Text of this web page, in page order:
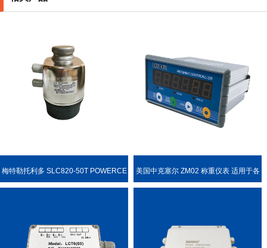
梅特勒托利多 SLC820-50T POWERCE 美国中克塞尔 ZM02 称重仪表 适用于各